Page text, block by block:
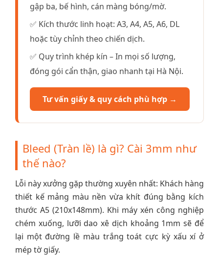
gập ba, bế hình, cán màng bóng/mờ.
✅ Kích thước linh hoạt: A3, A4, A5, A6, DL
hoặc tùy chỉnh theo chiến dịch.
✅ Quy trình khép kín – In mọi số lượng,
đóng gói cẩn thận, giao nhanh tại Hà Nội.
Tư vấn giấy & quy cách phù hợp →
Bleed (Tràn lề) là gì? Cài 3mm như
thế nào?
Lỗi này xưởng gặp thường xuyên nhất: Khách hàng
thiết kế mảng màu nền vừa khít đúng bằng kích
thước A5 (210x148mm). Khi máy xén công nghiệp
chém xuống, lưỡi dao xê dịch khoảng 1mm sẽ để
lại một đường lề màu trắng toát cực kỳ xấu xí ở
mép tờ giấy.